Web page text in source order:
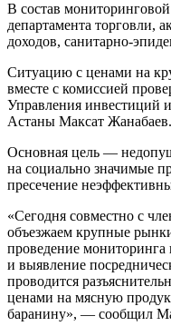
В состав
департамента торговли,
доходов, санитарно-
Ситуацию с ценами на
вместе с комиссией
Управления инвестиций
Астаны Максат Жанабаев.
Основная цель —
на социально значимые
пресечение
«Сегодня совместно с
объезжаем крупные
проведение
и выявление
проводится
ценами на мясную
баранину», — сообщил